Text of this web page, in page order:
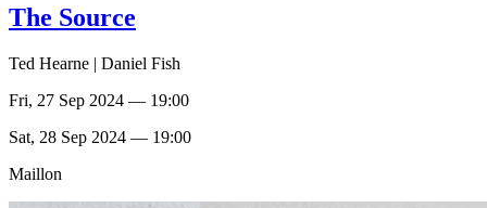
The Source
Ted Hearne | Daniel Fish
Fri, 27 Sep 2024 — 19:00
Sat, 28 Sep 2024 — 19:00
Maillon